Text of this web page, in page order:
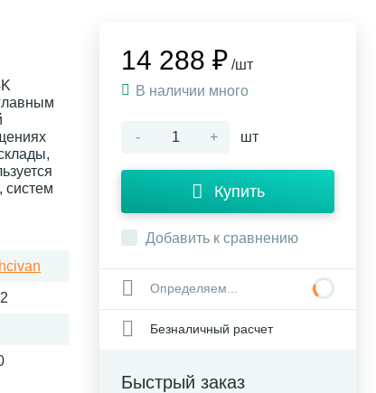
систем
14 288 ₽ /шт
В наличии много
- + шт
Купить
Добавить к сравнению
Определяем...
Безналичный расчет
Быстрый заказ